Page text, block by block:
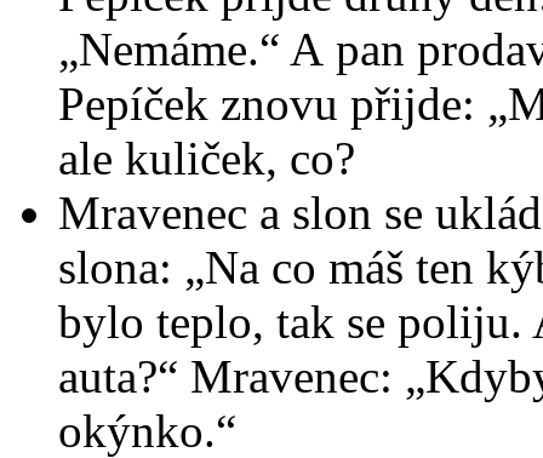
„Nemáme.“ A pan
Pepíček znovu přijde:
ale kuliček, co?
Mravenec a slon se
slona: „Na co máš ten
bylo teplo, tak se poliju.
auta?“ Mravenec:
okýnko.“